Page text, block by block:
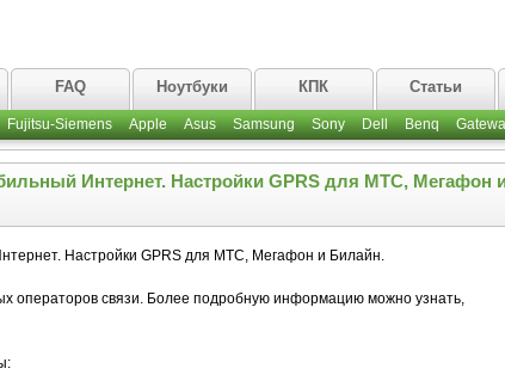
FAQ Ноутбуки КПК Статьи
Fujitsu-Siemens Apple Asus Samsung Sony Dell Benq
Интернет. Настройки GPRS для МТС, Мегафон
Настройки GPRS для МТС, Мегафон и Билайн.
операторов связи. Более подробную информацию можно узнать,